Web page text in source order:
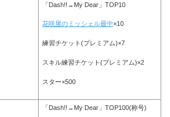
「Dash!!→My Dear」TOP10
花咲屋のミッシェル最中×10
練習チケット(プレミアム)×7
スキル練習チケット(プレミアム)×2
スター×500
「Dash!!→My Dear」TOP100(称号)